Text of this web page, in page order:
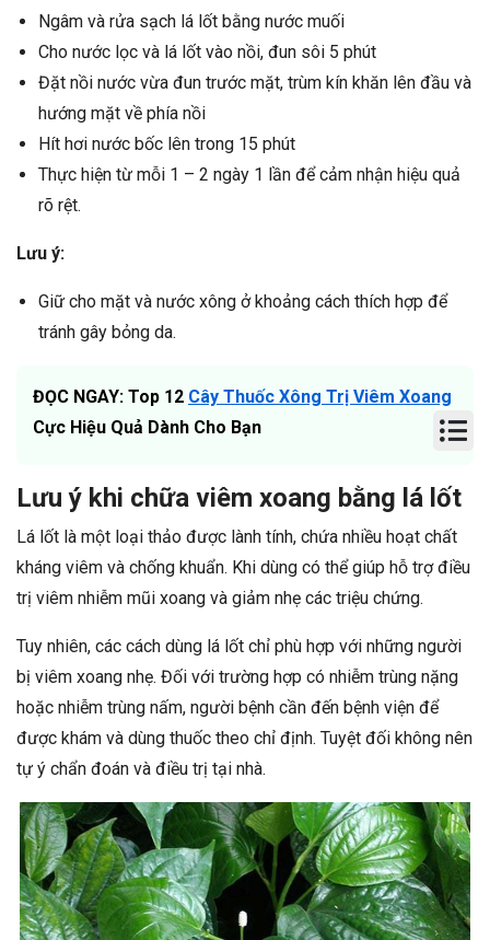
Ngâm và rửa sạch lá lốt bằng nước muối
Cho nước lọc và lá lốt vào nồi, đun sôi 5 phút
Đặt nồi nước vừa đun trước mặt, trùm kín khăn lên đầu và
hướng mặt về phía nồi
Hít hơi nước bốc lên trong 15 phút
Thực hiện từ mỗi 1 – 2 ngày 1 lần để cảm nhận hiệu quả
rõ rệt.
Lưu ý:
Giữ cho mặt và nước xông ở khoảng cách thích hợp để
tránh gây bỏng da.
ĐỌC NGAY: Top 12 Cây Thuốc Xông Trị Viêm Xoang
Cực Hiệu Quả Dành Cho Bạn
Lưu ý khi chữa viêm xoang bằng lá lốt
Lá lốt là một loại thảo được lành tính, chứa nhiều hoạt chất
kháng viêm và chống khuẩn. Khi dùng có thể giúp hỗ trợ điều
trị viêm nhiễm mũi xoang và giảm nhẹ các triệu chứng.
Tuy nhiên, các cách dùng lá lốt chỉ phù hợp với những người
bị viêm xoang nhẹ. Đối với trường hợp có nhiễm trùng nặng
hoặc nhiễm trùng nấm, người bệnh cần đến bệnh viện để
được khám và dùng thuốc theo chỉ định. Tuyệt đối không nên
tự ý chẩn đoán và điều trị tại nhà.